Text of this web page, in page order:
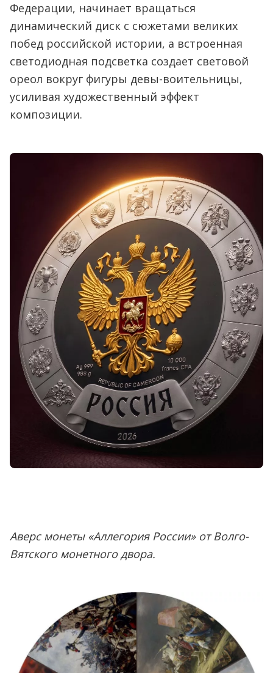
Федерации, начинает вращаться
динамический диск с сюжетами великих
побед российской истории, а встроенная
светодиодная подсветка создает световой
ореол вокруг фигуры девы-воительницы,
усиливая художественный эффект
композиции.
Аверс монеты «Аллегория России» от Волго-
Вятского монетного двора.